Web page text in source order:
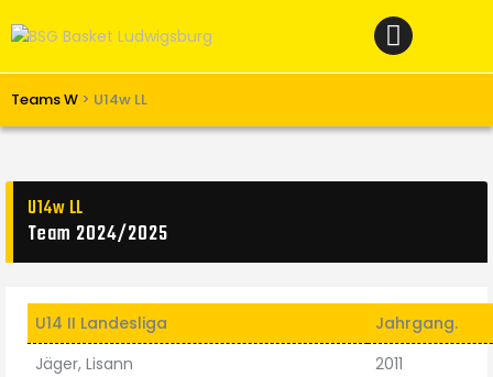
Teams W > U14w LL
Verein
Teams M
Spielbetrieb
Unterstützen
Links
U14w LL
Team 2024/2025
U14 II Landesliga
Jahrgang.
Jäger, Lisann
2011